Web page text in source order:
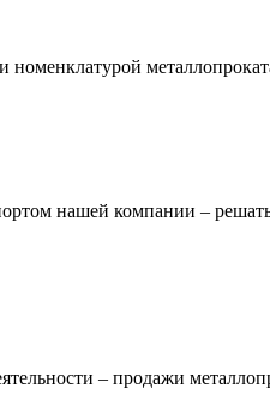
нашей компании –
– продажи